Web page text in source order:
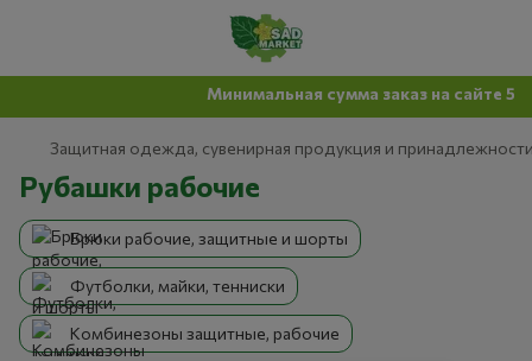
Минимальная сумма заказ на сайте
Защитная одежда, сувенирная продукция и
Рубашки рабочие
Брюки рабочие, защитные и шорты
Футболки, майки, тенниски
Комбинезоны защитные, рабочие